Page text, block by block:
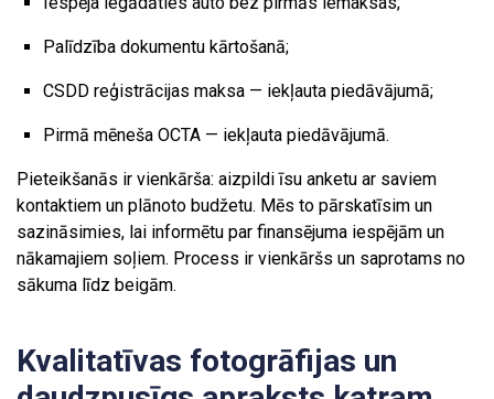
Palīdzība dokumentu kārtošanā;
CSDD reģistrācijas maksa — iekļauta piedāvājumā;
Pirmā mēneša OCTA — iekļauta piedāvājumā.
Pieteikšanās ir vienkārša: aizpildi īsu anketu ar saviem
kontaktiem un plānoto budžetu. Mēs to pārskatīsim un
sazināsimies, lai informētu par finansējuma iespējām un
nākamajiem soļiem. Process ir vienkāršs un saprotams no
sākuma līdz beigām.
Kvalitatīvas fotogrāfijas un